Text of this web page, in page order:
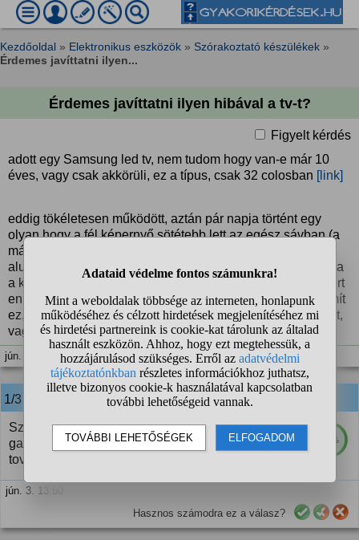
Kezdőoldal » Elektronikus eszközök » Szórakoztató készülékek »
Érdemes javíttatni ilyen...
Érdemes javíttatni ilyen hibával a tv-t?
Figyelt kérdés
adott egy Samsung led tv, nem tudom hogy van-e már 10
éves, vagy csak akkörüli, ez a típus, csak 32 colosban [link]
eddig tökéletesen működött, aztán pár napja történt egy
olyan hogy a fél képernyő sötétebb lett az egész sávban (a
másik oldalaon látszott hogy erősebben van megvilágítva
alul) így ment még néhány napot, majd teljesen elszállt róla
a kép, villódzva, +repkedve+ látszik, használhatatlan. ha ért
ennyiből hozzá itt valaki hogy milyen súlyos hibának számít
ez, érdemes még javíttatni, ha lehet még egyáltalán ezeket,
vagy kukázni érdemesebb?
jún. 3. 13:38
1/3 MTamas2 válasza:
90%
Szerviz vagyok, ez vélhetően háttérvilágítás hiba,
gazdaságosan javítható. Lehet hogy a javítás után
tovább fog működni mint ha most vennél egy újat.
jún. 3. 13:50
Hasznos számodra ez a válasz?